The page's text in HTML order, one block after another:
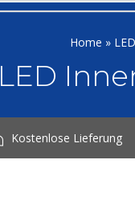
Home »
LED
Kostenlose Lieferung